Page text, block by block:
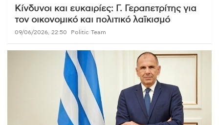
Κίνδυνοι και ευκαιρίες: Γ. Γεραπετρίτης για
τον οικονομικό και πολιτικό λαϊκισμό
09/06/2026, 22:50 Politic Team